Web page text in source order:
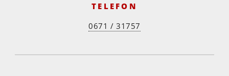
TELEFON
0671 / 31757